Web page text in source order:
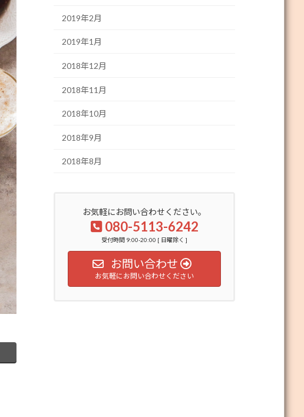
2019年2月
2019年1月
2018年12月
2018年11月
2018年10月
2018年9月
2018年8月
お気軽にお問い合わせください。
080-5113-6242
受付時間 9:00-20:00 [ 日曜除く ]
お問い合わせ
お気軽にお問い合わせください